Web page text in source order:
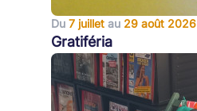
Du 7 juillet au 29 août 2026
Gratiféria